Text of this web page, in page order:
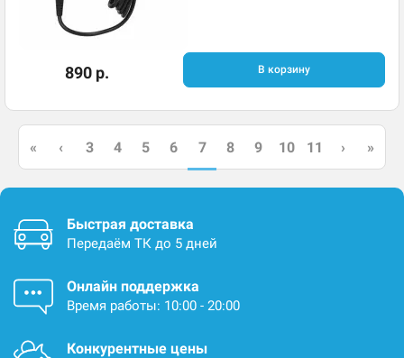
890 р. В корзину
« ‹ 3 4 5 6 7 8 9 10 11 › »
Быстрая доставка
Передаём ТК до 5 дней
Онлайн поддержка
Время работы: 10:00 - 20:00
Конкурентные цены